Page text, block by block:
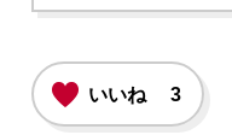
いいね 3